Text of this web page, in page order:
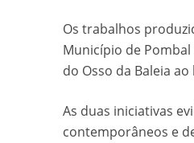
Os trabalhos
Município de
do Osso da Baleia
As duas iniciativas
contemporâneos e